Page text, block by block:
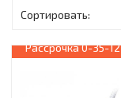
Рассрочка0-35-12